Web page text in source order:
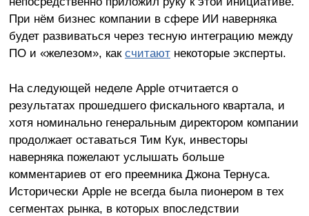
При нём бизнес компании в сфере ИИ наверняка
будет развиваться через тесную интеграцию между
ПО и «железом», как считаютнекоторые эксперты.
На следующей неделе Apple отчитается о
результатах прошедшего фискального квартала, и
хотя номинально генеральным директором компании
продолжает оставаться Тим Кук, инвесторы
наверняка пожелают услышать больше
комментариев от его преемника Джона Тернуса.
Исторически Apple не всегда была пионером в тех
сегментах рынка, в которых впоследствии